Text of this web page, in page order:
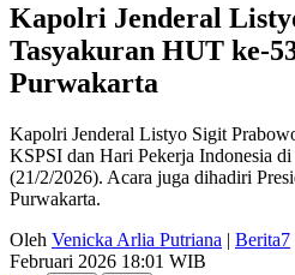
Kapolri Jenderal
Tasyakuran HUT ke-
Purwakarta
Kapolri Jenderal Listyo Sigit
KSPSI dan Hari Pekerja Indonesia
(21/2/2026). Acara juga dihadiri
Purwakarta.
Oleh Venicka Arlia Putriana | Berita7
Februari 2026 18:01 WIB